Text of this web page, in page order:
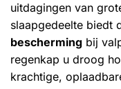
uitdagingen van
slaapgedeelte biedt
bescherming bij
regenkap u droog
krachtige,